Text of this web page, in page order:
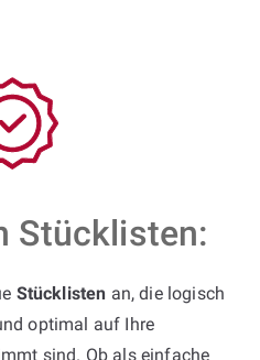
Stücklisten:
Stücklisten an, die logisch
optimal auf Ihre
sind. Ob als einfache